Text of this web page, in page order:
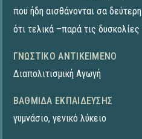
που ήδη αισθάνονται σα
ότι τελικά –παρά τις δυσκολίες
ΓΝΩΣΤΙΚΌ ΑΝΤΙΚΕΊΜΕΝΟ
Διαπολιτισμική Αγωγή
ΒΑΘΜΊΔΑ ΕΚΠΑΊΔΕΥΣΗΣ
γυμνάσιο, γενικό λύκειο